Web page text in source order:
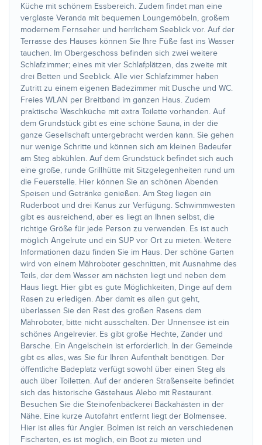
Küche mit schönem Essbereich. Zudem findet man eine
verglaste Veranda mit bequemen Loungemöbeln, großem
modernem Fernseher und herrlichem Seeblick vor. Auf der
Terrasse des Hauses können Sie Ihre Füße fast ins Wasser
tauchen. Im Obergeschoss befinden sich zwei weitere
Schlafzimmer; eines mit vier Schlafplätzen, das zweite mit
drei Betten und Seeblick. Alle vier Schlafzimmer haben
Zutritt zu einem eigenen Badezimmer mit Dusche und WC.
Freies WLAN per Breitband im ganzen Haus. Zudem
praktische Waschküche mit extra Toilette vorhanden. Auf
dem Grundstück gibt es eine schöne Sauna, in der die
ganze Gesellschaft untergebracht werden kann. Sie gehen
nur wenige Schritte und können sich am kleinen Badeufer
am Steg abkühlen. Auf dem Grundstück befindet sich auch
eine große, runde Grillhütte mit Sitzgelegenheiten rund um
die Feuerstelle. Hier können Sie an schönen Abenden
Speisen und Getränke genießen. Am Steg liegen ein
Ruderboot und drei Kanus zur Verfügung. Schwimmwesten
gibt es ausreichend, aber es liegt an Ihnen selbst, die
richtige Größe für jede Person zu verwenden. Es ist auch
möglich Angelrute und ein SUP vor Ort zu mieten. Weitere
Informationen dazu finden Sie im Haus. Der schöne Garten
wird von einem Mähroboter geschnitten, mit Ausnahme des
Teils, der dem Wasser am nächsten liegt und neben dem
Haus liegt. Hier gibt es gute Möglichkeiten, Dinge auf dem
Rasen zu erledigen. Aber damit es allen gut geht,
überlassen Sie den Rest des großen Rasens dem
Mähroboter, bitte nicht ausschalten. Der Unnensee ist ein
schönes Angelrevier. Es gibt große Hechte, Zander und
Barsche. Ein Angelschein ist erforderlich. In der Gemeinde
gibt es alles, was Sie für Ihren Aufenthalt benötigen. Der
öffentliche Badeplatz verfügt sowohl über einen Steg als
auch über Toiletten. Auf der anderen Straßenseite befindet
sich das historische Gästehaus Alebo mit Restaurant.
Besuchen Sie die Steinofenbäckerei Bäckahästen in der
Nähe. Eine kurze Autofahrt entfernt liegt der Bolmensee.
Hier ist alles für Angler. Bolmen ist reich an verschiedenen
Fischarten, es ist möglich, ein Boot zu mieten und